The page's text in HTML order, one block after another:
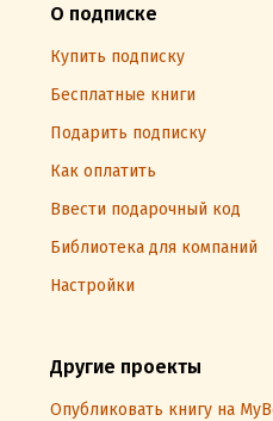
О подписке
Купить подписку
Бесплатные книги
Подарить подписку
Как оплатить
Ввести подарочный код
Библиотека для компаний
Настройки
Другие проекты
Опубликовать книгу на